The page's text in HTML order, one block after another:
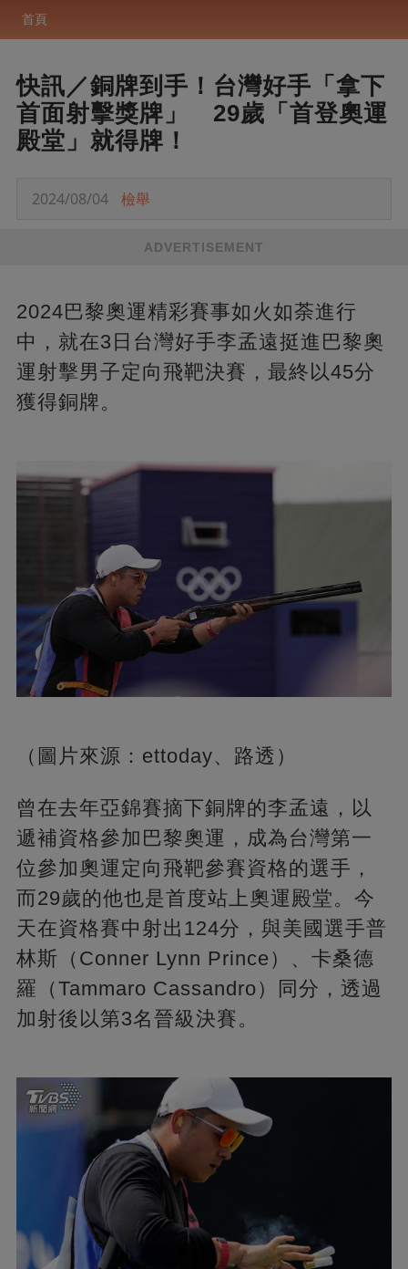
首頁
快訊／銅牌到手！台灣好手「拿下
首面射擊獎牌」 29歲「首登奧運
殿堂」就得牌！
2024/08/04 檢舉
ADVERTISEMENT
2024巴黎奧運精彩賽事如火如荼進行
中，就在3日台灣好手李孟遠挺進巴黎奧
運射擊男子定向飛靶決賽，最終以45分
獲得銅牌。
（圖片來源：ettoday、路透）
曾在去年亞錦賽摘下銅牌的李孟遠，以
遞補資格參加巴黎奧運，成為台灣第一
位參加奧運定向飛靶參賽資格的選手，
而29歲的他也是首度站上奧運殿堂。今
天在資格賽中射出124分，與美國選手普
林斯（Conner Lynn Prince）、卡桑德
羅（Tammaro Cassandro）同分，透過
加射後以第3名晉級決賽。